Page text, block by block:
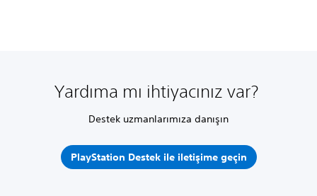
Yardıma mı ihtiyacınız var?
Destek uzmanlarımıza danışın
PlayStation Destek ile iletişime geçin